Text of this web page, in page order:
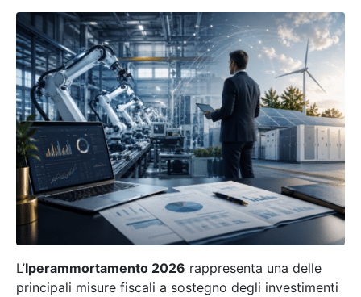
L’Iperammortamento 2026 rappresenta una delle
principali misure fiscali a sostegno degli investimenti